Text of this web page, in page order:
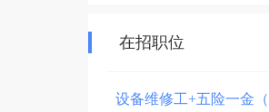
在招职位
设备维修工+五险一金